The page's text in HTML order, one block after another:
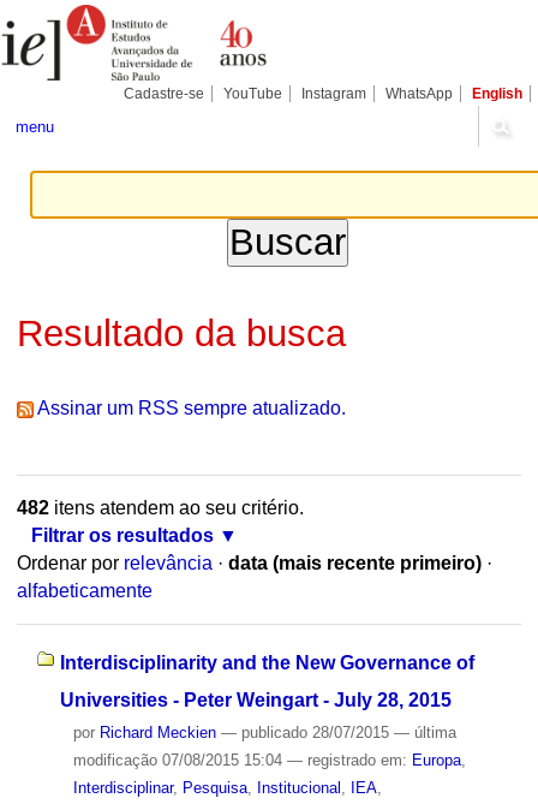
para
conteúdo.
Pessoais
Cadastre-se YouTube Instagram WhatsApp English
menu
Resultado da busca
Assinar um RSS sempre atualizado.
482itens atendem ao seu critério.
Filtrar os resultados
Ordenar por relevância · data (mais recente primeiro) ·
alfabeticamente
Interdisciplinarity and the New Governance of
Universities - Peter Weingart - July 28, 2015
por Richard Meckien — publicado28/07/2015 — última
modificação07/08/2015 15:04 — registrado em: Europa,
Interdisciplinar, Pesquisa, Institucional IEA,